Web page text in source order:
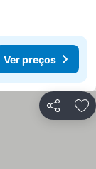
Ver preços
Partilhar